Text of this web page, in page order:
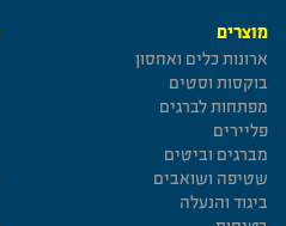
מוצרים
ארונות כלים ואחסון
בוקסות וסטים
מפתחות לברגים
פליירים
מברגים וביטים
שטיפה ושואבים
ביגוד והנעלה